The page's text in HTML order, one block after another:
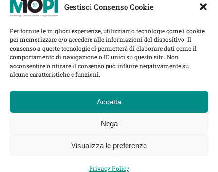
Gestisci Consenso Cookie
Per fornire le migliori esperienze, utilizziamo tecnologie come i cookie
per memorizzare e/o accedere alle informazioni del dispositivo. Il
consenso a queste tecnologie ci permetterà di elaborare dati come il
comportamento di navigazione o ID unici su questo sito. Non
acconsentire o ritirare il consenso può influire negativamente su
alcune caratteristiche e funzioni.
Accetta
Nega
Visualizza le preferenze
Privacy Policy
27 Ottobre | MOPI incontra The
Lawyer: trend, strategie e nuove
sfide per gli studi professionali
Herbert Smith Freehills Kramer, Via
Rovello 1, Milano
MOPI Incontra
sede legale in Corso di Porta Nuova, 16 20121
Made with
byKreita